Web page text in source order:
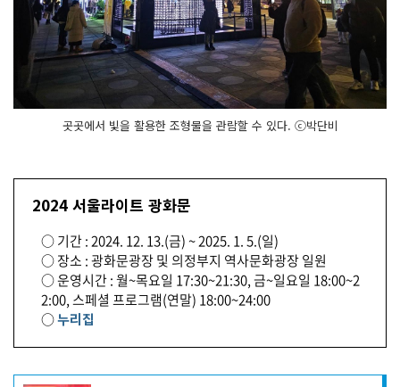
곳곳에서 빛을 활용한 조형물을 관람할 수 있다. ⓒ박단비
2024 서울라이트 광화문
○ 기간 : 2024. 12. 13.(금) ~ 2025. 1. 5.(일)
○ 장소 : 광화문광장 및 의정부지 역사문화광장 일원
○ 운영시간 : 월~목요일 17:30~21:30, 금~일요일 18:00~2
2:00, 스페셜 프로그램(연말) 18:00~24:00
○누리집